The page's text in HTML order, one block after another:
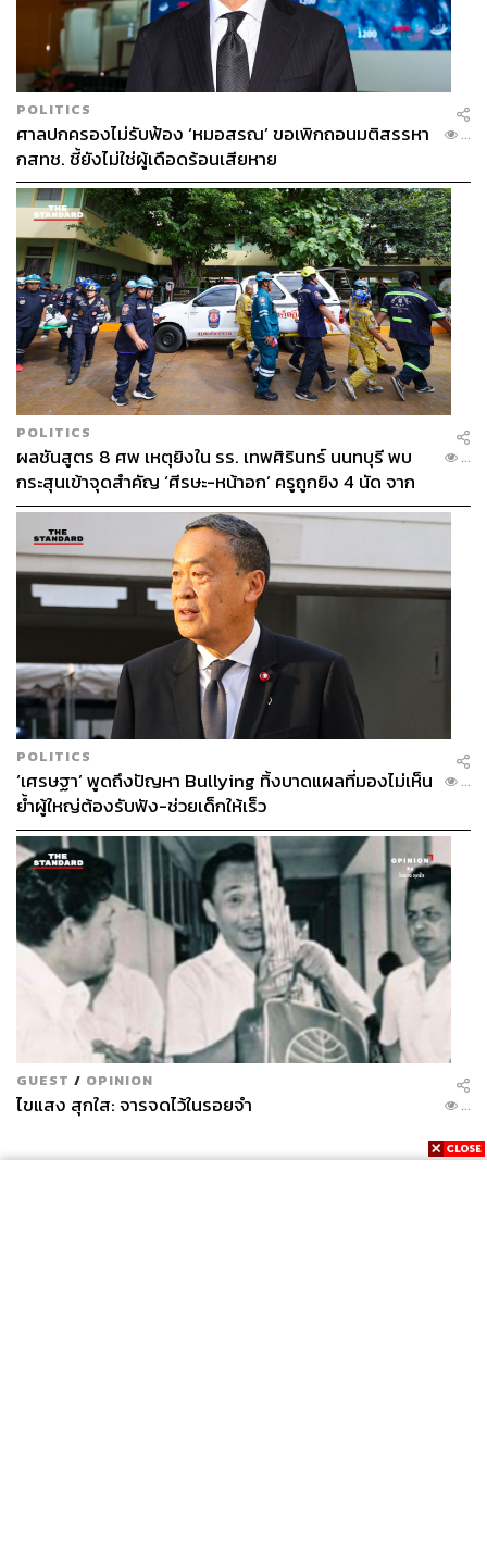
“สงครามกลางเมืองซีเรียระหว่างมหาอำนาจมีความ
คล้ายคลึงกับสงครามเย็น รวมถึงภัยการก่อการร้าย โดย
ถ้อยแถลงก่อนหน้านี้ของทรัมป์ดูเหมือนว่าความสัมพันธ์
ระหว่างสหรัฐฯ กับรัสเซียจะราบรื่นขึ้น แต่ต่อมามีสมมติฐาน
ว่ารัสเซียให้การสนับสนุนแก่รัฐบาลซีเรียในการสู้รบ สหรัฐฯ
จึงตัดสินใจทิ้งระเบิดโทมาฮอว์กถล่มฐานทัพของรัฐบาลซีเรีย
ที่ใช้กำลังความรุนแรงปราบปรามประชาชนของตนเอง สิ่งนี้
สะท้อนให้เห็นว่าถ้อยแถลงของทรัมป์อาจไม่สอดคล้องกับ
การกระทำที่เกิดขึ้นจริงเสมอไป จึงทำให้การคาดการณ์สิ่งที่
จะเกิดขึ้นในอนาคตทำได้ยากยิ่งขึ้น”
ภายหลังการประชุมสิ้นสุดลง ทำเนียบขาวได้ออก
แถลงการณ์เพื่อยืนยันว่า สหรัฐฯ จะยังคงให้การสนับสนุน
ประเทศสมาชิกนาโตที่ตกอยู่ในภาวะสงคราม และเหล่าผู้นำ
ประเทศยังได้หารือถึงแนวทางในการต่อสู้กับกลุ่มไอเอสร่วม
กันแล้วเพื่อเน้นย้ำสายสัมพันธ์ที่ยังคงแน่นแฟ้นระหว่าง
สหรัฐฯ กับยุโรป
นาโตจะยังเป็นองค์กรระหว่างประเทศที่มีความสำคัญต่อ
สหรัฐอเมริกาในการถ่วงดุลกับรัสเซียในอนาคต รวมถึงรักษา
ความมั่นคงร่วมภายในภูมิภาค แม้ว่าทรัมป์จะมีความใกล้ชิด
กับรัสเซีย และเรียกร้องให้นาโตให้ความสำคัญต่อประเด็น
การก่อการร้ายเพิ่มมากขึ้น แต่รัสเซียก็ยังคงเป็นมหาอำนาจที่
สั่นคลอนความมั่นคงร่วมในยุโรปตะวันออกและแถบทะเล
บอลติกที่สหรัฐฯ จะต้องสวมบทบาท ‘ถ่วงดุล’ ต่อไป
จุดยืนที่แท้จริงของนาโต
เมื่อมหาอำนาจของโลกไม่ได้มีเพียงหนึ่งเดียว ทิศทางใน
การดำเนินนโยบายต่างประเทศต่อนาโตภายใต้รัฐบาลโดนั
ลด์ ทรัมป์ จึงยังคงไม่เปลี่ยนแปลง สหรัฐฯ จะยังคงให้ความ
สำคัญกับนาโตต่อไป เพียงแต่อาจจะมีการสร้างแรงกดดันที่
เป็นรูปธรรมมากยิ่งขึ้นตามแบบฉบับของประธานาธิบดีที่มอง
ทุกเรื่องเป็น ‘ธุรกิจและตัวเลข’
อาทิตย์กล่าวเสริมว่า “ภารกิจของนาโตในการต่อต้านการ
ก่อการร้ายภายใต้การนำของมหาอำนาจอย่างสหรัฐฯ ยังคง
ถูกตั้งคำถามจากมหาอำนาจที่ไม่ได้เป็นสมาชิกนาโตอย่าง
รัสเซีย การที่นาโตยังคงมุ่งเป้ามาที่ยุโรปตะวันออกมากกว่า
ตะวันออกกลาง ทำให้รัสเซียยังมองว่านาโตเป็นเครื่องมือที่
ใช้ป้องปรามมหาอำนาจด้วยกันเองมากกว่าจะเป็นการต่อสู้
กับภัยคุกคามรูปแบบใหม่อย่างแท้จริง
“สาเหตุที่ในหลายๆ ประเทศมีการจับอาวุธและเกิด
เหตุการณ์ก่อการร้ายขึ้น ส่วนหนึ่งเกิดจากปัญหาที่ฝังรากลึก
ภายในประเทศที่รัฐบาลประเทศนั้นๆ จะต้องรีบแก้ไข
องค์การระหว่างประเทศอย่างนาโตและองค์กรอื่นๆ ทำได้
เพียงยับยั้งที่ปลายเหตุผ่านการแลกเปลี่ยนข้อมูลข่าวสารและ
ต้องเผชิญกับความท้าทายจากการต่อต้านการก่อการร้ายอีก
POLITICS
ศาลปกครองไม่รับฟ้อง ‘หมอสรณ’ ขอเพิกถอนมติสรรหา
กสทช. ชี้ยังไม่ใช่ผู้เดือดร้อนเสียหาย
...
POLITICS
ผลชันสูตร 8 ศพ เหตุยิงใน รร. เทพศิรินทร์ นนทบุรี พบ
กระสุนเข้าจุดสำคัญ ‘ศีรษะ-หน้าอก’ ครูถูกยิง 4 นัด จาก
ระยะไกล
...
POLITICS
‘เศรษฐา’ พูดถึงปัญหา Bullying ทิ้งบาดแผลที่มองไม่เห็น
ย้ำผู้ใหญ่ต้องรับฟัง-ช่วยเด็กให้เร็ว
...
GUEST / OPINION
ไขแสง สุกใส: จารจดไว้ในรอยจำ ...